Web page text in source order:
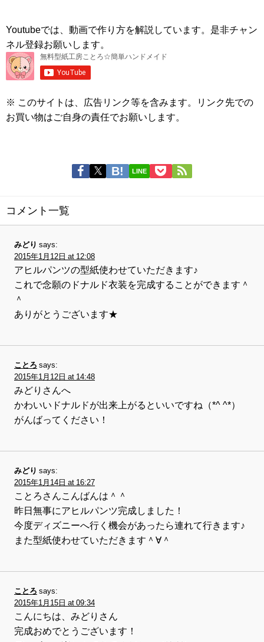
Youtubeでは、動画で作り方を解説しています。是非チャン
ネル登録お願いします。
※ このサイトは、広告リンク等を含みます。リンク先での
お買い物はご自身の責任でお願いします。
LINE
コメント一覧
みどり says:
2015年1月12日 at 12:08
アヒルパンツの型紙使わせていただきます♪
これで念願のドナルド衣装を完成することができます＾
＾
ありがとうございます★
ことろ says:
2015年1月12日 at 14:48
みどりさんへ
かわいいドナルドが出来上がるといいですね（*^ ^*）
がんばってください！
みどり says:
2015年1月14日 at 16:27
ことろさんこんばんは＾＾
昨日無事にアヒルパンツ完成しました！
今度ディズニーへ行く機会があったら連れて行きます♪
また型紙使わせていただきます＾∀＾
ことろ says:
2015年1月15日 at 09:34
こんにちは、みどりさん
完成おめでとうございます！